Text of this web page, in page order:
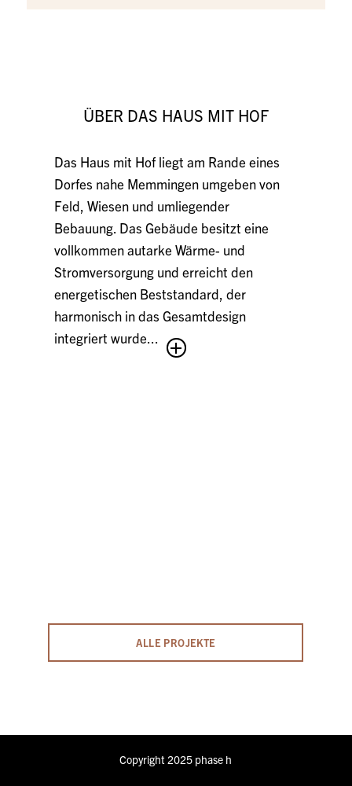
ÜBER DAS HAUS MIT HOF
Das Haus mit Hof liegt am Rande eines
Dorfes nahe Memmingen umgeben von
Feld, Wiesen und umliegender
Bebauung. Das Gebäude besitzt eine
vollkommen autarke Wärme- und
Stromversorgung und erreicht den
energetischen Beststandard, der
harmonisch in das Gesamtdesign
integriert wurde...
ALLE PROJEKTE
Copyright 2025 phase h